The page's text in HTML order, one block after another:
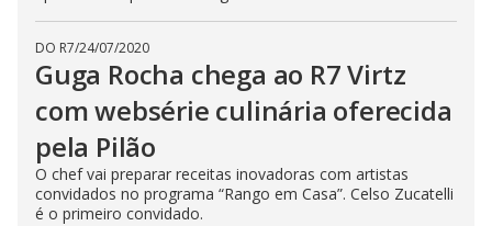
DO R7/24/07/2020
Guga Rocha chega ao R7 Virtz
com websérie culinária oferecida
pela Pilão
O chef vai preparar receitas inovadoras com artistas
convidados no programa “Rango em Casa”. Celso Zucatelli
é o primeiro convidado.